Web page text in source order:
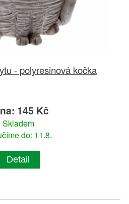
- polyresinová kočka
145 Kč
Skladem
do: 11.8.
Detail